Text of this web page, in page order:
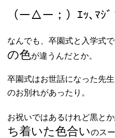
（ー△ー；）ｴｯ､ﾏｼﾞ
なんでも、卒園式と入学式
の色が違うんだとか。
卒園式はお世話になった先
のお別れがあったり。
お祝いではあるけれど黒と
ち着いた色合いのス